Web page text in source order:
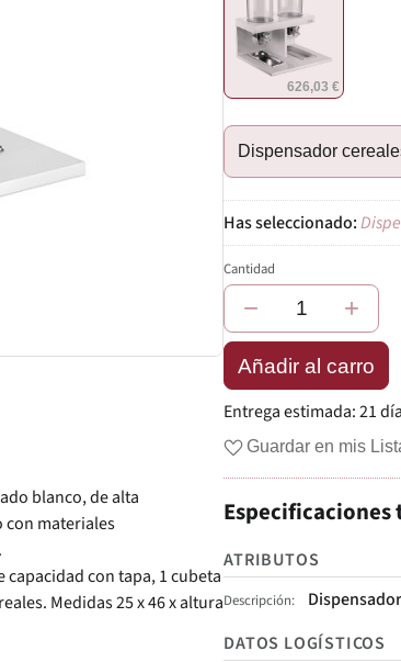
blanco, de alta
con materiales
con tapa, 1 cubeta
Medidas 25 x 46 x altura
626,03 €
Dispensador
Cantidad
− +
Añadir al carro
Entrega estimada:21
Guardar en mis
Especificaciones
ATRIBUTOS
Descripción
DATOS LOGÍSTICOS